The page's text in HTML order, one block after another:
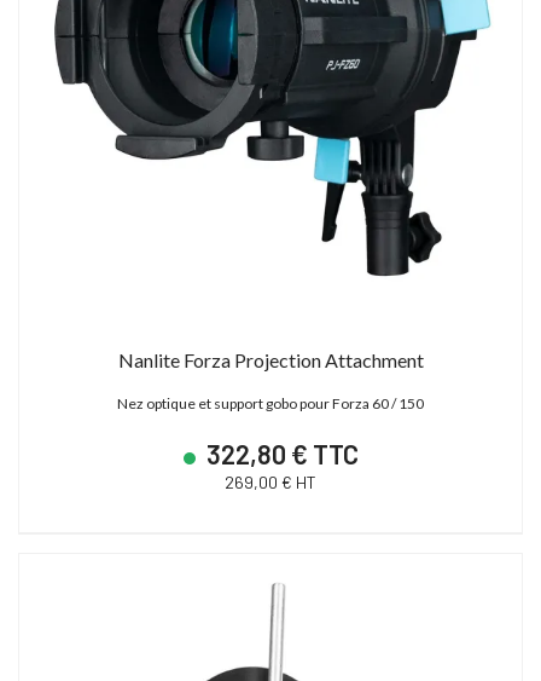
Nanlite Forza Projection Attachment
Nez optique et support gobo pour Forza 60 / 150
322,80 € TTC
269,00 € HT